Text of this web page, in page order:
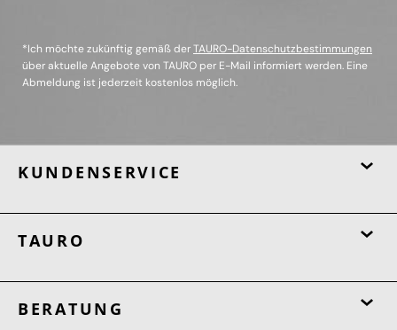
*Ich möchte zukünftig gemäß derTAURO-Datenschutzbestimmungen
über aktuelle Angebote von TAURO per E-Mail informiert werden. Eine
Abmeldung ist jederzeit kostenlos möglich.
KUNDENSERVICE
TAURO
BERATUNG